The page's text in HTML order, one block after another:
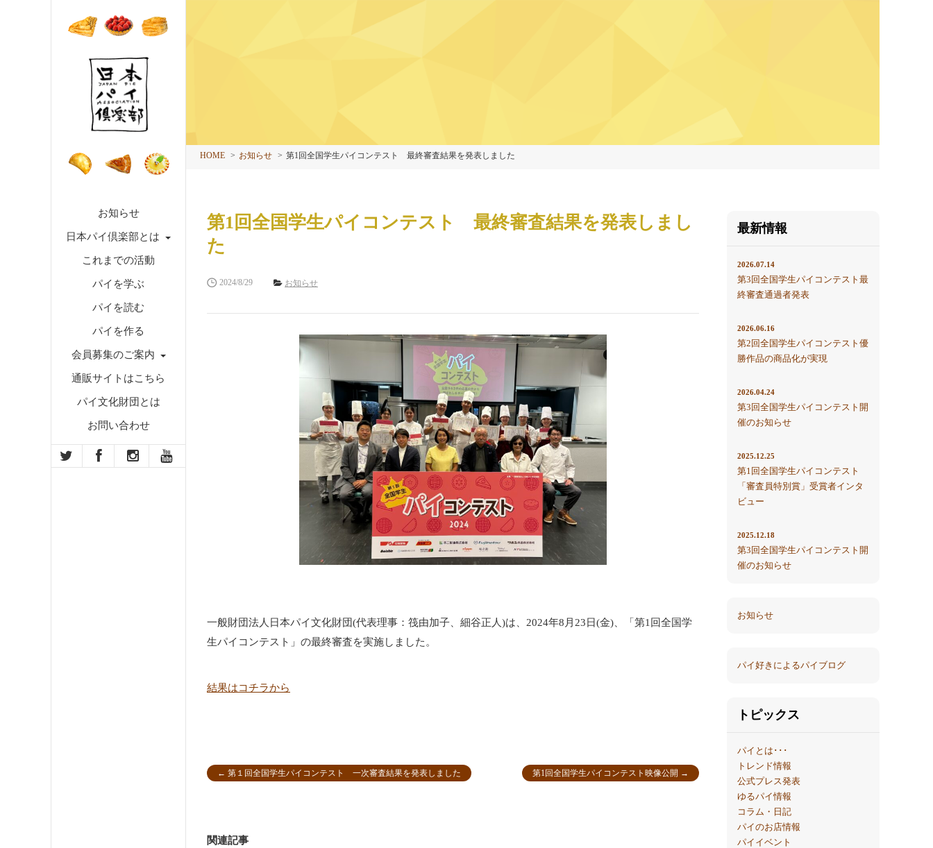
お知らせ
日本パイ倶楽部とは
これまでの活動
パイを学ぶ
パイを読む
パイを作る
会員募集のご案内
通販サイトはこちら
パイ文化財団とは
お問い合わせ
HOME お知らせ 第1回全国学生パイコンテスト 最終審査結果を発表しました
第1回全国学生パイコンテスト 最終審査結果を発表しまし
た
2024/8/29 お知らせ
一般財団法人日本パイ文化財団(代表理事：筏由加子、細谷正人)は、2024年8月23日(金)、「第1回全国学
生パイコンテスト」の最終審査を実施しました。
結果はコチラから
← 第１回全国学生パイコンテスト 一次審査結果を発表しました 第1回全国学生パイコンテスト映像公開 →
関連記事
最新情報
2026.07.14
第3回全国学生パイコンテスト最
終審査通過者発表
2026.06.16
第2回全国学生パイコンテスト優
勝作品の商品化が実現
2026.04.24
第3回全国学生パイコンテスト開
催のお知らせ
2025.12.25
第1回全国学生パイコンテスト
「審査員特別賞」受賞者インタ
ビュー
2025.12.18
第3回全国学生パイコンテスト開
催のお知らせ
お知らせ
パイ好きによるパイブログ
トピックス
パイとは･･･
トレンド情報
公式プレス発表
ゆるパイ情報
コラム・日記
パイのお店情報
パイイベント